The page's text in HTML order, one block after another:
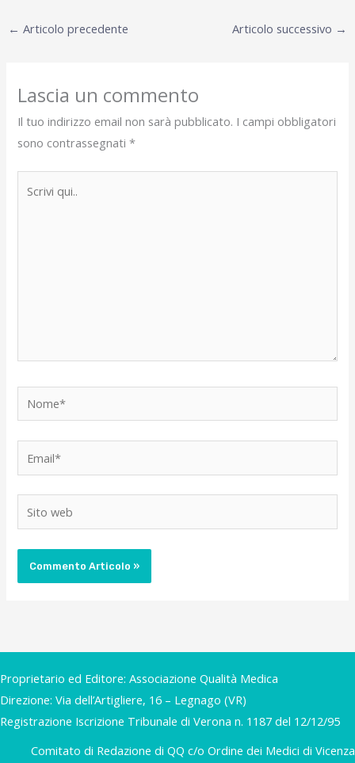
← Articolo precedente Articolo successivo →
Lascia un commento
Il tuo indirizzo email non sarà pubblicato. I campi obbligatori
sono contrassegnati*
web
Proprietario ed Editore: Associazione Qualità Medica
Direzione: Via dell’Artigliere, 16 – Legnago (VR)
Registrazione Iscrizione Tribunale di Verona n. 1187 del 12/12/95
Comitato di Redazione di QQ c/o Ordine dei Medici di Vicenza